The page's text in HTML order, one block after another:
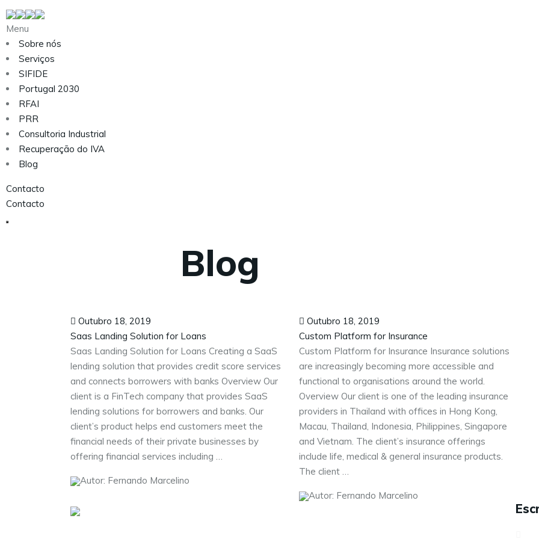
Menu
Sobre nós
Serviços
SIFIDE
Portugal 2030
RFAI
PRR
Consultoria Industrial
Recuperação do IVA
Blog
Contacto
Contacto
Blog
Outubro 18, 2019
Saas Landing Solution for Loans
Saas Landing Solution for Loans Creating a SaaS
lending solution that provides credit score services
and connects borrowers with banks Overview Our
client is a FinTech company that provides SaaS
lending solutions for borrowers and banks. Our
client’s product helps end customers meet the
financial needs of their private businesses by
offering financial services including …
Autor: Fernando Marcelino
Outubro 18, 2019
Custom Platform for Insurance
Custom Platform for Insurance Insurance solutions
are increasingly becoming more accessible and
functional to organisations around the world.
Overview Our client is one of the leading insurance
providers in Thailand with offices in Hong Kong,
Macau, Thailand, Indonesia, Philippines, Singapore
and Vietnam. The client’s insurance offerings
include life, medical & general insurance products.
The client …
Autor: Fernando Marcelino